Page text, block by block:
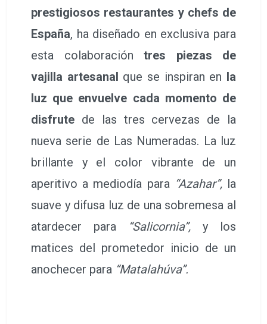
prestigiosos restaurantes y chefs de
España, ha diseñado en exclusiva para
esta colaboración tres piezas de
vajilla artesanal que se inspiran en la
luz que envuelve cada momento de
disfrute de las tres cervezas de la
nueva serie de Las Numeradas. La luz
brillante y el color vibrante de un
aperitivo a mediodía para“Azahar”,la
suave y difusa luz de una sobremesa al
atardecer para
“Salicornia”, y los
matices del prometedor inicio de un
anochecer para “Matalahúva”.